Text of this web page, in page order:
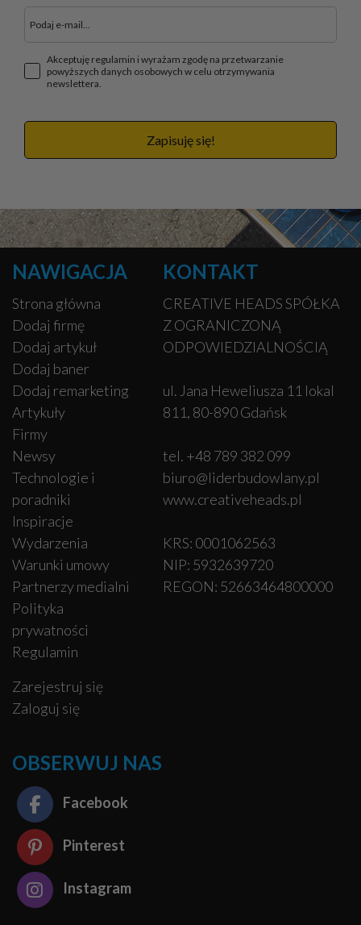
Akceptuję regulamin i wyrażam zgodę na przetwarzanie
powyższych danych osobowych w celu otrzymywania
newslettera.
Zapisuję się!
NAWIGACJA
Strona główna
Dodaj firmę
Dodaj artykuł
Dodaj baner
Dodaj remarketing
Artykuły
Firmy
Newsy
Technologie i
poradniki
Inspiracje
Wydarzenia
Warunki umowy
Partnerzy medialni
Polityka
prywatności
Regulamin
Zarejestruj się
Zaloguj się
KONTAKT
CREATIVE HEADS SPÓŁKA
Z OGRANICZONĄ
ODPOWIEDZIALNOŚCIĄ
ul. Jana Heweliusza 11 lokal
811, 80-890 Gdańsk
tel. +48 789 382 099
biuro@liderbudowlany.pl
www.creativeheads.pl
KRS: 0001062563
NIP: 5932639720
REGON: 52663464800000
OBSERWUJ NAS
Facebook
Pinterest
Instagram